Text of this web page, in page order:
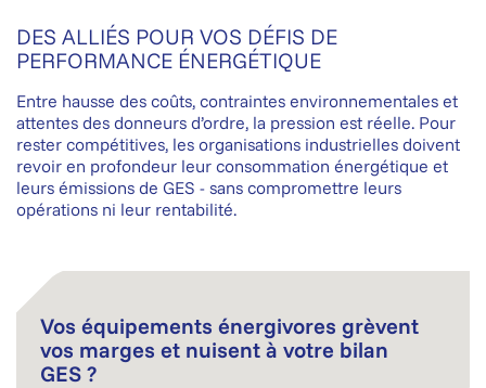
DES ALLIÉS POUR VOS DÉFIS DE
PERFORMANCE ÉNERGÉTIQUE
Entre hausse des coûts, contraintes environnementales et
attentes des donneurs d’ordre, la pression est réelle. Pour
rester compétitives, les organisations industrielles doivent
revoir en profondeur leur consommation énergétique et
leurs émissions de GES - sans compromettre leurs
opérations ni leur rentabilité.
Vos équipements énergivores grèvent
vos marges et nuisent à votre bilan
GES ?